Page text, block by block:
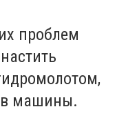
проблем
машины.